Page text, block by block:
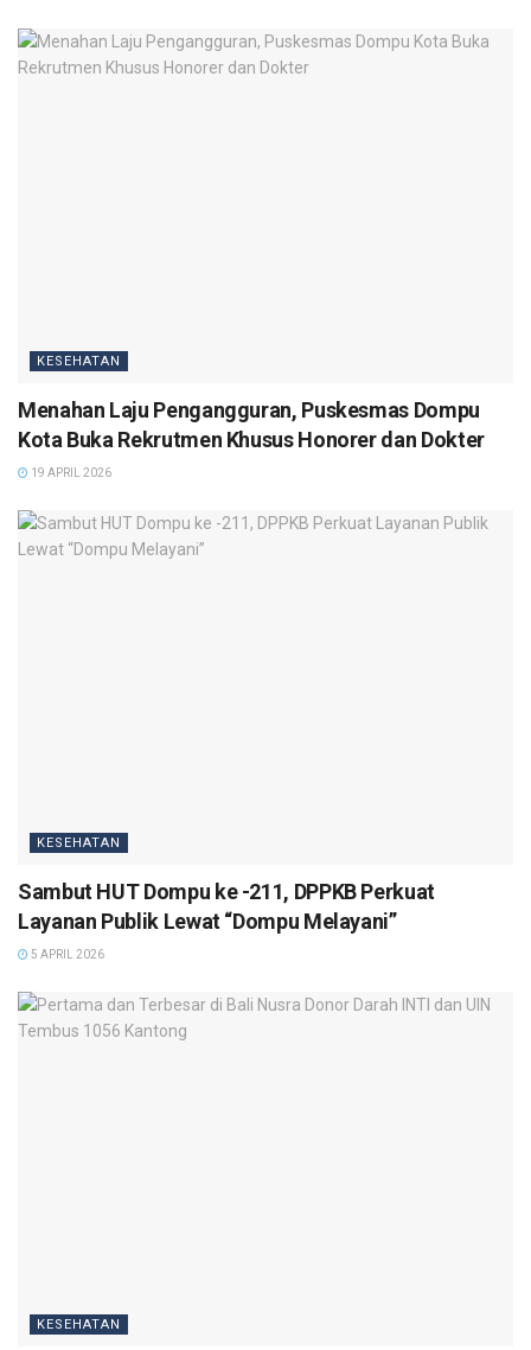
KESEHATAN
Menahan Laju Pengangguran, Puskesmas Dompu
Kota Buka Rekrutmen Khusus Honorer dan Dokter
19 APRIL 2026
KESEHATAN
Sambut HUT Dompu ke -211, DPPKB Perkuat
Layanan Publik Lewat “Dompu Melayani”
5 APRIL 2026
KESEHATAN